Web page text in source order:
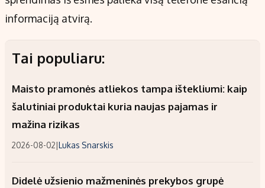
informaciją atvirą.
Tai populiaru:
Maisto pramonės atliekos tampa ištekliumi: kaip
šalutiniai produktai kuria naujas pajamas ir
mažina rizikas
2026-08-02|Lukas Snarskis
Didelė užsienio mažmeninės prekybos grupė